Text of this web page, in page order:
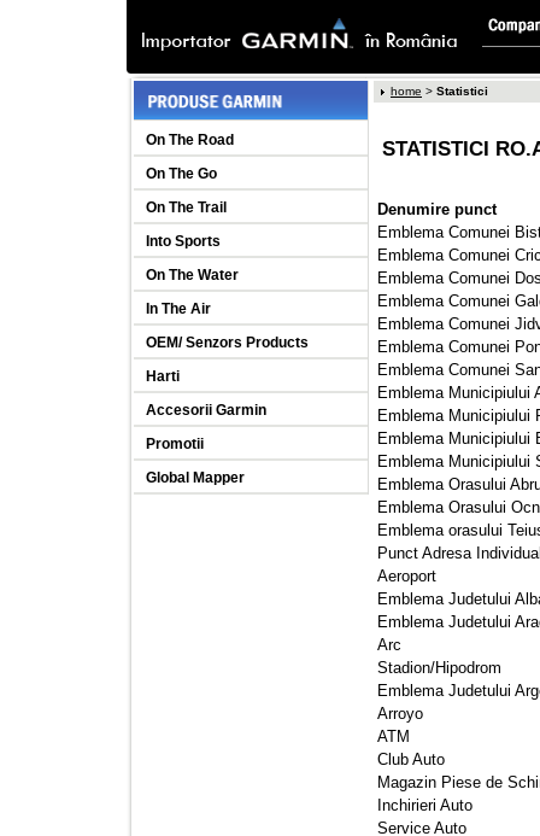
On The Road
On The Go
On The Trail
Into Sports
On The Water
In The Air
OEM/ Senzors Products
Harti
Accesorii Garmin
Promotii
Global Mapper
home > Statistici
STATISTICI
Denumire punct
Emblema Comunei
Emblema Comunei
Emblema Comunei
Emblema Comunei
Emblema Comunei
Emblema Comunei
Emblema Comunei
Emblema Municipiului
Emblema Municipiului
Emblema Municipiului
Emblema Municipiului
Emblema Orasului
Emblema Orasului
Emblema orasului
Punct Adresa
Aeroport
Emblema Judetului
Emblema Judetului
Arc
Stadion/Hipodrom
Emblema Judetului
Arroyo
ATM
Club Auto
Magazin Piese de
Inchirieri Auto
Service Auto